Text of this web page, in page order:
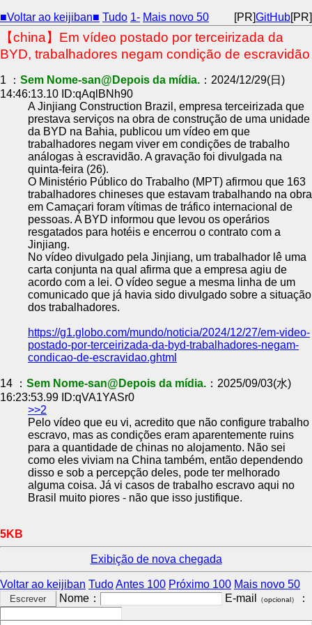
■Voltar ao keijiban■ Tudo 1- Mais novo 50 [PR]GitHub[PR]
【china】Em vídeo postado por terceirizada da
BYD, trabalhadores negam condição de escravidão
1 ： Sem Nome-san@Depois da mídia. ：2024/12/29(日)
14:46:13.10 ID:qAqlBNh90
A Jinjiang Construction Brazil, empresa terceirizada que
prestava serviços na obra de construção de uma unidade
da BYD na Bahia, publicou um vídeo em que
trabalhadores negam viver em condições de trabalho
análogas à escravidão. A gravação foi divulgada na
quinta-feira (26).
O Ministério Público do Trabalho (MPT) afirmou que 163
trabalhadores chineses que estavam trabalhando na obra
em Camaçari foram vítimas de tráfico internacional de
pessoas. A BYD informou que levou os operários
resgatados para hotéis e encerrou o contrato com a
Jinjiang.
No vídeo divulgado pela Jinjiang, um trabalhador lê uma
carta conjunta na qual afirma que a empresa agiu de
acordo com a lei. O vídeo segue a mesma linha de um
comunicado que já havia sido divulgado sobre a situação
dos trabalhadores.
https://g1.globo.com/mundo/noticia/2024/12/27/em-video-
postado-por-terceirizada-da-byd-trabalhadores-negam-
condicao-de-escravidao.ghtml
14 ： Sem Nome-san@Depois da mídia. ：2025/09/03(水)
16:23:53.99 ID:qVA1YASr0
>>2
Pelo vídeo que eu vi, acredito que não configure trabalho
escravo, mas as condições eram aparentemente ruins
para a quantidade de chinas no alojamento. Não sei
como eles viviam na China também, então dependendo
disso e sob a percepção deles, pode ter melhorado
alguma coisa. Já vi casos de trabalho escravo aqui no
Brasil muito piores - não que isso justifique.
5KB
Exibição de nova chegada
Voltar ao keijiban TudoAntes 100 Próximo 100 Mais novo 50
Nome：
E-mail （opcional） ：